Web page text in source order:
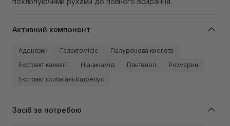
Активний компонент
Аденозин Галактомісіс
Гіалуронова кислота
Екстракт камелії
Ніацинамід Пантенол
Розмарин
Екстракт гриба альбатрелус
Засіб за потребою